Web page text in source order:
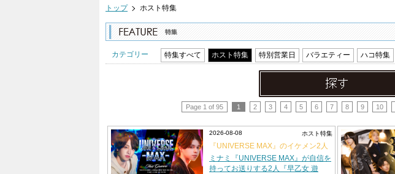
トップ ホスト特集
カテゴリー 特集すべて ホスト特集 特別営業日 バラエティー ハコ特集
Page 1 of 95 1 2 3 4 5 6 7 8 9 10
2026-08-08 ホスト特集
『UNIVERSE MAX』のイケメン2人
組がグラビアに登場!!
ミナミ『UNIVERSE MAX』が自信を
持ってお送りする2人『早乙女 遊